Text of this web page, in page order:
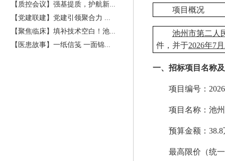
【质控会议】强基提质，护航新...
【党建联建】党建引领聚合力 ...
【聚焦临床】填补技术空白！池...
【医患故事】一纸信笺 一面锦...
项目概况
池州市第二人
件，并于2026年7
一、招标项目名称
项目编号：
项目名称：池
预算金额 ：
最高限价（统